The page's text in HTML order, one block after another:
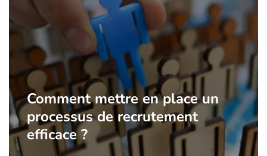
Comment mettre en place un
processus de recrutement
efficace ?